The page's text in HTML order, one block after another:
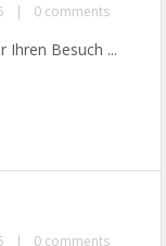
| 0 comments
Ihren Besuch ...
| 0 comments